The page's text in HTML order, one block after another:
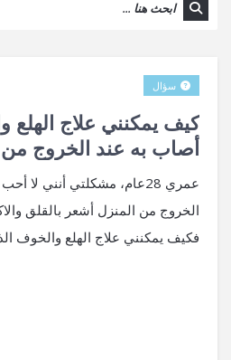
كيف يمكنني علاج الهلع
أصاب به عند الخروج من
سؤال
عمري 28عام، مشكلتي أنني
الخروج من المنزل أشعر بالقلق
فكيف يمكنني علاج الهلع والخوف